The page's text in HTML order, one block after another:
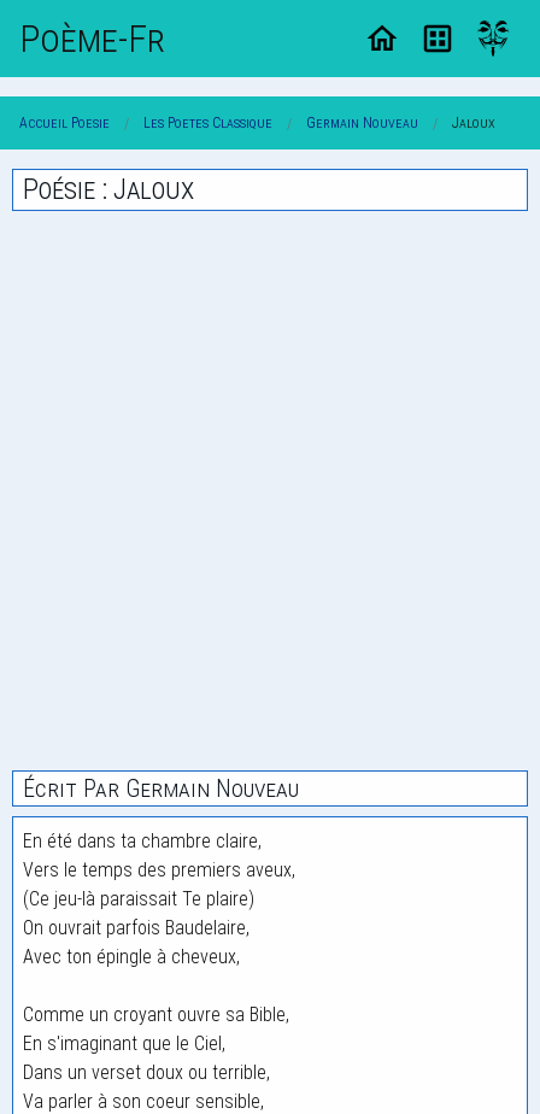
Poème-Fr
Accueil Poesie Les Poetes Classique Germain Nouveau Jaloux
Poésie : Jaloux
Écrit Par Germain Nouveau
En été dans ta chambre claire,
Vers le temps des premiers aveux,
(Ce jeu-là paraissait Te plaire)
On ouvrait parfois Baudelaire,
Avec ton épingle à cheveux,
Comme un croyant ouvre sa Bible,
En s'imaginant que le Ciel,
Dans un verset doux ou terrible,
Va parler à son coeur sensible,